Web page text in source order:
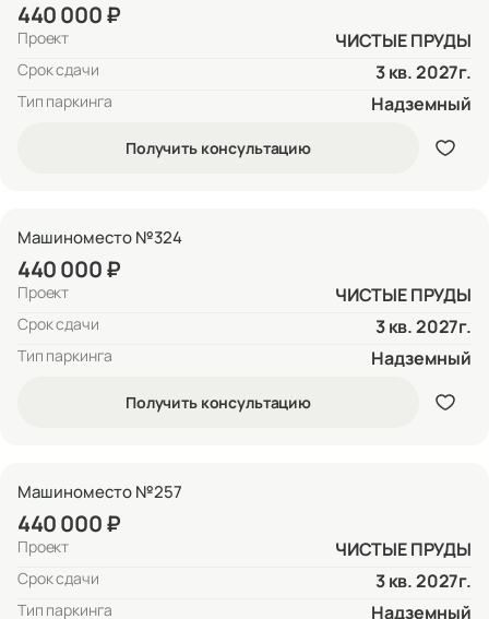
440 000 ₽
Проект ЧИСТЫЕ ПРУДЫ
Срок сдачи 3 кв. 2027г.
Тип паркинга Надземный
Получить консультацию
Машиноместо №324
440 000 ₽
Проект ЧИСТЫЕ ПРУДЫ
Срок сдачи 3 кв. 2027г.
Тип паркинга Надземный
Получить консультацию
Машиноместо №257
440 000 ₽
Проект ЧИСТЫЕ ПРУДЫ
Срок сдачи 3 кв. 2027г.
Тип паркинга Надземный